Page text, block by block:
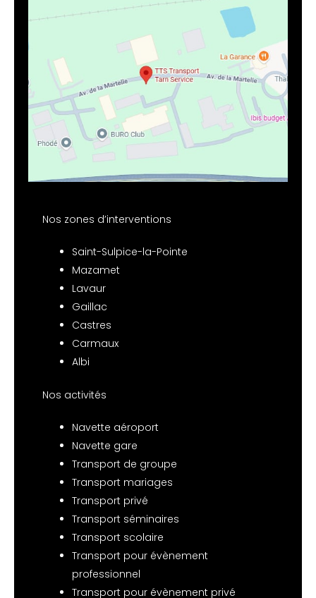
Nos zones d’interventions
Saint-Sulpice-la-Pointe
Mazamet
Lavaur
Gaillac
Castres
Carmaux
Albi
Nos activités
Navette aéroport
Navette gare
Transport de groupe
Transport mariages
Transport privé
Transport séminaires
Transport scolaire
Transport pour évènement
professionnel
Transport pour évènement privé